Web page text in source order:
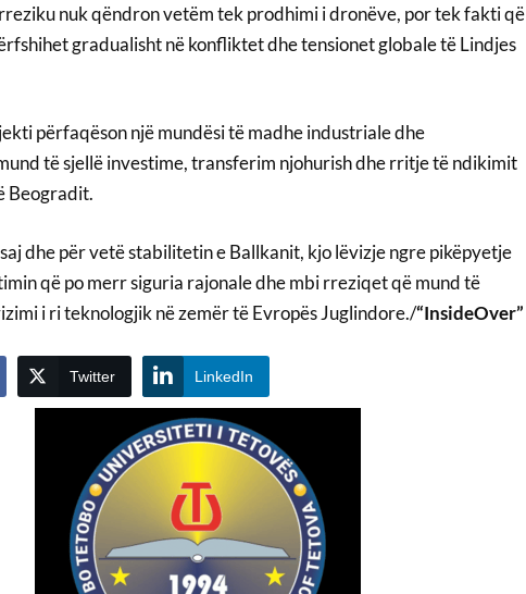
nuk qëndron vetëm tek prodhimi i dronëve, por tek fakti që
gradualisht në konfliktet dhe tensionet globale të Lindjes
përfaqëson një mundësi të madhe industriale dhe
të sjellë investime, transferim njohurish dhe rritje të ndikimit
Beogradit.
dhe për vetë stabilitetin e Ballkanit, kjo lëvizje ngre pikëpyetje
që po merr siguria rajonale dhe mbi rreziqet që mund të
i ri teknologjik në zemër të Evropës Juglindore./“InsideOver”
Twitter LinkedIn